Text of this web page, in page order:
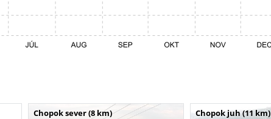
Chopok sever (8 km) Chopok juh (11 km)